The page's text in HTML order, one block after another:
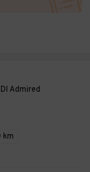
Admired
km